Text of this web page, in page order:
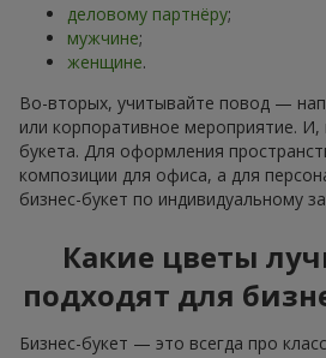
деловому партнёру;
мужчине;
женщине.
Во-вторых, учитывайте повод —
или корпоративное мероприятие.
букета. Для оформления
композиции для офиса, а для
бизнес-букет по индивидуальному
Какие цветы
подходят для
Бизнес-букет — это всегда про